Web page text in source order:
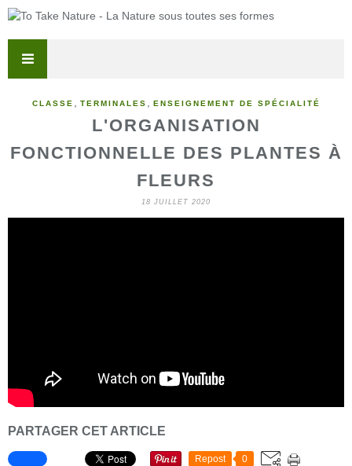
CLASSE TERMINALES ENSEIGNEMENT DE SPÉCIALITÉ
L'ORGANISATION
FONCTIONNELLE DES PLANTES À
FLEURS
18 JUILLET 2020
PARTAGER CET ARTICLE
Repost 0